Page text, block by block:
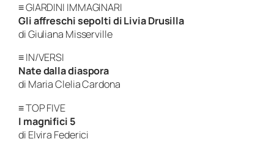
≡ GIARDINI IMMAGINARI
Gli affreschi sepolti di Livia Drusilla
di Giuliana Misserville
≡ IN/VERSI
Nate dalla diaspora
di Maria Clelia Cardona
≡ TOP FIVE
I magnifici 5
di Elvira Federici